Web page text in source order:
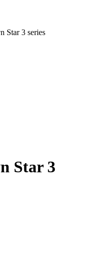
Star 3 series
Star 3